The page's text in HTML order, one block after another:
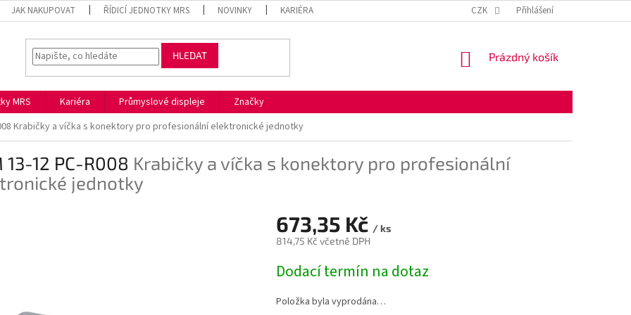
JAK NAKUPOVAT ŘÍDICÍ JEDNOTKY MRS NOVINKY KARIÉRA OBCHODNÍ PODMÍNKY
CZK Přihlášení
HLEDAT
NÁKUPNÍ
Prázdný košík
MRS Kariéra Průmyslové displeje
Značky
Krabičky a víčka s konektory pro profesionální elektronické jednotky
13-12 PC-R008 Krabičky a víčka s konektory pro profesionální
jednotky
673,35 Kč / ks
814,75 Kč včetně DPH
cena:
Dodací termín na dotaz
Položka byla vyprodána…